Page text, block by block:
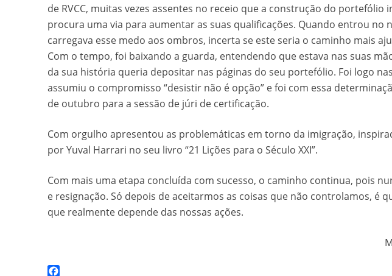
de RVCC, muitas vezes assentes no receio que a construção do portefólio
procura uma via para aumentar as suas qualificações. Quando entrou no
carregava esse medo aos ombros, incerta se este seria o caminho mais
Com o tempo, foi baixando a guarda, entendendo que estava nas suas
da sua história queria depositar nas páginas do seu portefólio. Foi logo
assumiu o compromisso “desistir não é opção” e foi com essa
de outubro para a sessão de júri de certificação.
Com orgulho apresentou as problemáticas em torno da imigração,
por Yuval Harrari no seu livro “21 Lições para o Século XXI”.
Com mais uma etapa concluída com sucesso, o caminho continua, pois
e resignação. Só depois de aceitarmos as coisas que não controlamos, é
que realmente depende das nossas ações.